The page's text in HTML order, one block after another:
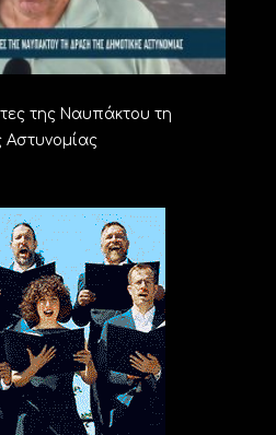
της Ναυπάκτου τη
Αστυνομίας